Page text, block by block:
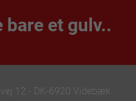
bare et gulv..
12 - DK-6920 Videbæk